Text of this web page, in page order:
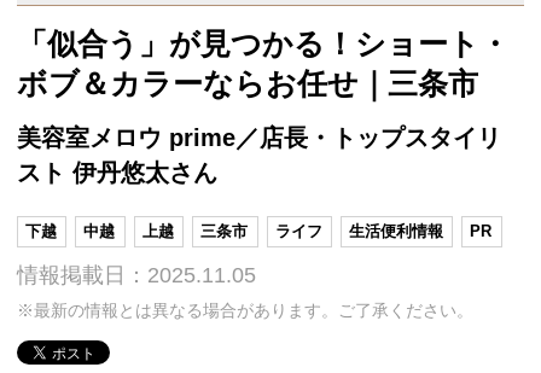
「似合う」が見つかる！ショート・
ボブ＆カラーならお任せ｜三条市
美容室メロウ prime／店長・トップスタイリ
スト 伊丹悠太さん
下越 中越 上越 三条市 ライフ 生活便利情報 PR
情報掲載日：2025.11.05
※最新の情報とは異なる場合があります。ご了承ください。